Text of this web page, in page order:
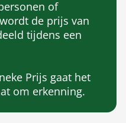
of
de prijs van
tijdens een
Prijs gaat het
om erkenning.